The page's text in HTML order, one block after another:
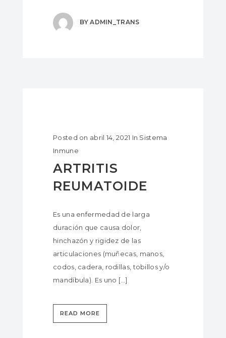
BYADMIN_TRANS
Posted on abril 14, 2021 In Sistema
Inmune
ARTRITIS
REUMATOIDE
Es una enfermedad de larga
duración que causa dolor,
hinchazón y rigidez de las
articulaciones (muñecas, manos,
codos, cadera, rodillas, tobillos y/o
mandíbula). Es uno […]
READ MORE